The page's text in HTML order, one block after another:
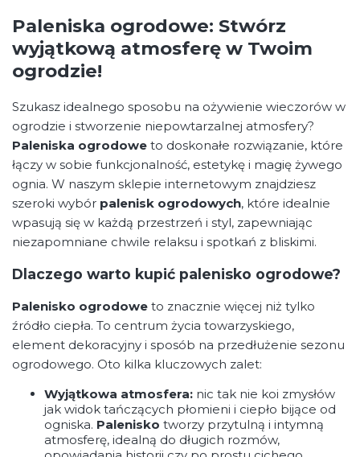
Paleniska ogrodowe: Stwórz
wyjątkową atmosferę w Twoim
ogrodzie!
Szukasz idealnego sposobu na ożywienie wieczorów w
ogrodzie i stworzenie niepowtarzalnej atmosfery?
Paleniska ogrodowe to doskonałe rozwiązanie, które
łączy w sobie funkcjonalność, estetykę i magię żywego
ognia. W naszym sklepie internetowym znajdziesz
szeroki wybór palenisk ogrodowych, które idealnie
wpasują się w każdą przestrzeń i styl, zapewniając
niezapomniane chwile relaksu i spotkań z bliskimi.
Dlaczego warto kupić palenisko ogrodowe?
Palenisko ogrodowe to znacznie więcej niż tylko
źródło ciepła. To centrum życia towarzyskiego,
element dekoracyjny i sposób na przedłużenie sezonu
ogrodowego. Oto kilka kluczowych zalet:
Wyjątkowa atmosfera: nic tak nie koi zmysłów
jak widok tańczących płomieni i ciepło bijące od
ogniska. Palenisko tworzy przytulną i intymną
atmosferę, idealną do długich rozmów,